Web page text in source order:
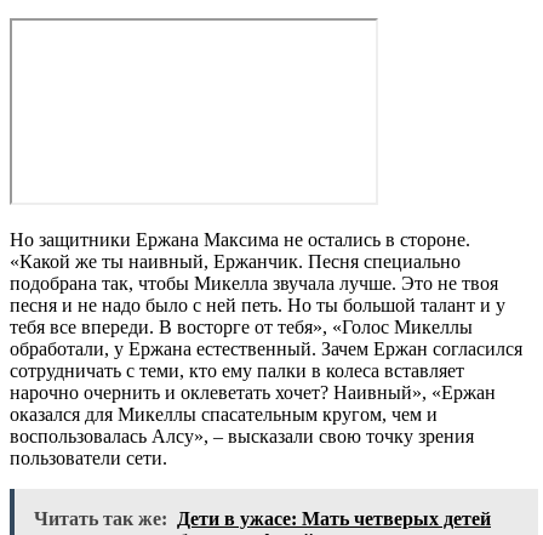
Но защитники Ержана Максима не остались в стороне.
«Какой же ты наивный, Ержанчик. Песня специально
подобрана так, чтобы Микелла звучала лучше. Это не твоя
песня и не надо было с ней петь. Но ты большой талант и у
тебя все впереди. В восторге от тебя», «Голос Микеллы
обработали, у Ержана естественный. Зачем Ержан согласился
сотрудничать с теми, кто ему палки в колеса вставляет
нарочно очернить и оклеветать хочет? Наивный», «Ержан
оказался для Микеллы спасательным кругом, чем и
воспользовалась Алсу», – высказали свою точку зрения
пользователи сети.
Читать так же:
Дети в ужасе: Мать четверых детей